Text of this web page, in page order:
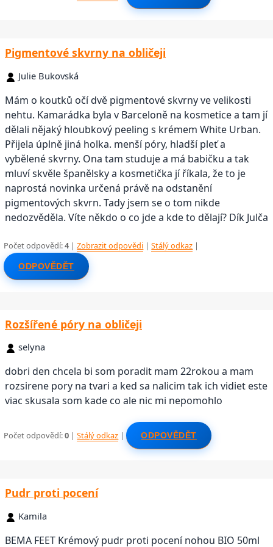
Pigmentové skvrny na obličeji
Julie Bukovská
Mám o koutků očí dvě pigmentové skvrny ve velikosti
nehtu. Kamarádka byla v Barceloně na kosmetice a tam jí
dělali nějaký hloubkový peeling s krémem White Urban.
Přijela úplně jiná holka. menší póry, hladší pleť a
vybělené skvrny. Ona tam studuje a má babičku a tak
mluví skvěle španělsky a kosmetička jí říkala, že to je
naprostá novinka určená právě na odstanění
pigmentových skvrn. Tady jsem se o tom nikde
nedozvěděla. Víte někdo o co jde a kde to dělají? Dík Julča
Počet odpovědí:4 |Zobrazit odpovědi |Stálý odkaz |
ODPOVĚDĚT
Rozšířené póry na obličeji
selyna
dobri den chcela bi som poradit mam 22rokou a mam
rozsirene pory na tvari a ked sa nalicim tak ich vidiet este
viac skusala som kade co ale nic mi nepomohlo
Počet odpovědí:0 |Stálý odkaz | ODPOVĚDĚT
Pudr proti pocení
Kamila
BEMA FEET Krémový pudr proti pocení nohou BIO 50ml